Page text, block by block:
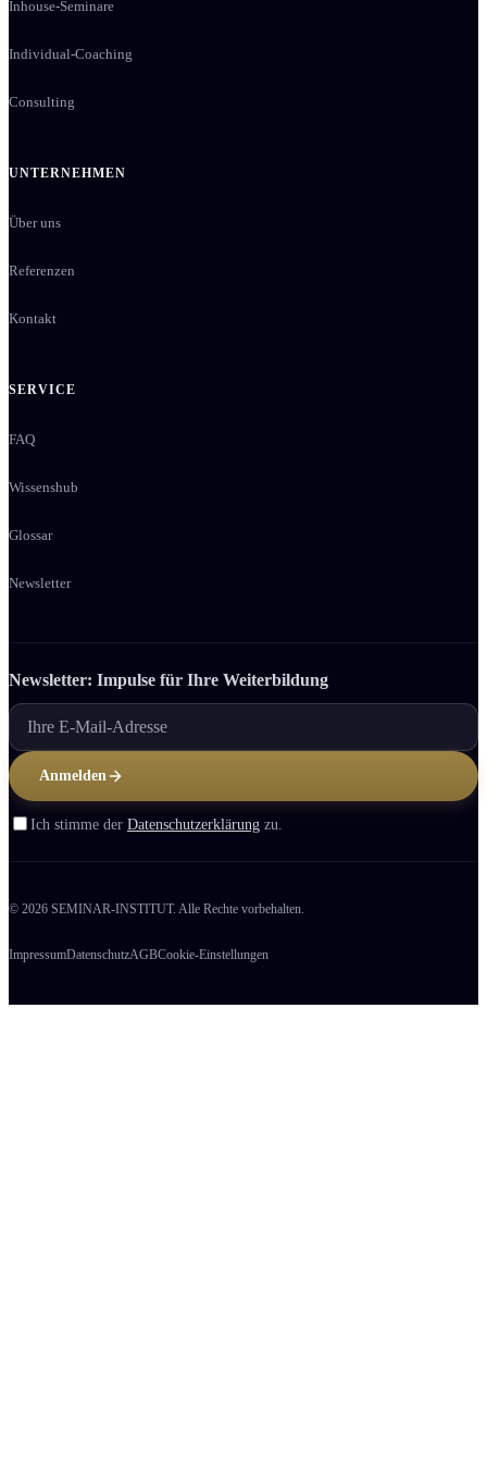
Inhouse-Seminare
Individual-Coaching
Consulting
UNTERNEHMEN
Über uns
Referenzen
Kontakt
SERVICE
FAQ
Wissenshub
Glossar
Newsletter
Newsletter: Impulse für Ihre Weiter­bildung
Anmelden
Ich stimme der Datenschutzerklärung zu.
© 2026 SEMINAR-INSTITUT. Alle Rechte vorbehalten.
ImpressumDatenschutzAGBCookie-Einstellungen